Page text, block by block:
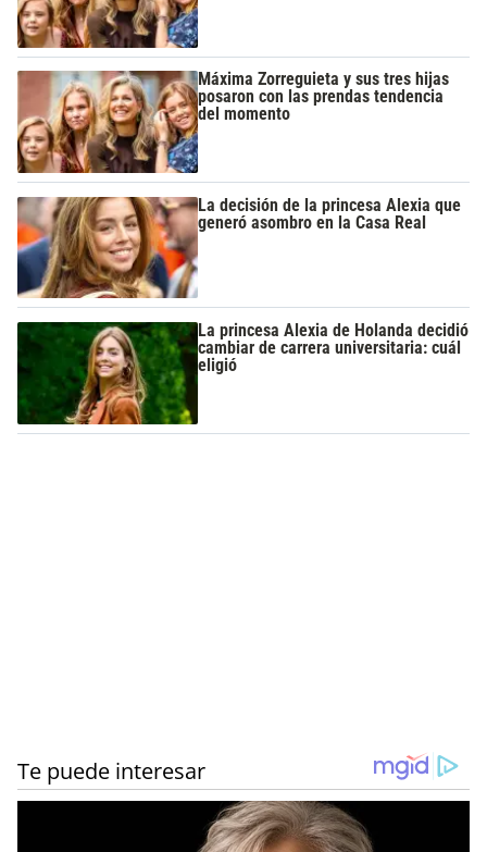
Máxima Zorreguieta y sus tres hijas
posaron con las prendas tendencia
del momento
La decisión de la princesa Alexia que
generó asombro en la Casa Real
La princesa Alexia de Holanda decidió
cambiar de carrera universitaria: cuál
eligió